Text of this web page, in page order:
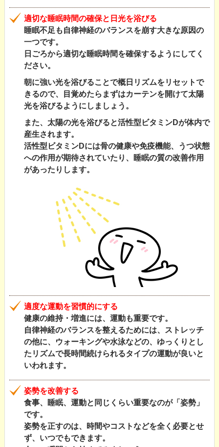
適切な睡眠時間の確保と日光を浴びる
睡眠不足も自律神経のバランスを崩す大きな原因の
一つです。
日ごろから適切な睡眠時間を確保するようにしてく
ださい。
朝に強い光を浴びることで概日リズムをリセットで
きるので、目覚めたらまずはカーテンを開けて太陽
光を浴びるようにしましょう。
また、太陽の光を浴びると活性型ビタミンDが体内で
産生されます。
活性型ビタミンDには骨の健康や免疫機能、うつ状態
への作用が期待されていたり、睡眠の質の改善作用
があったりします。
適度な運動を習慣的にする
健康の維持・増進には、運動も重要です。
自律神経のバランスを整えるためには、ストレッチ
の他に、ウォーキングや水泳などの、ゆっくりとし
たリズムで長時間続けられるタイプの運動が良いと
いわれます。
姿勢を改善する
食事、睡眠、運動と同じくらい重要なのが「姿勢」
です。
姿勢を正すのは、時間やコストなどを全く必要とせ
ず、いつでもできます。